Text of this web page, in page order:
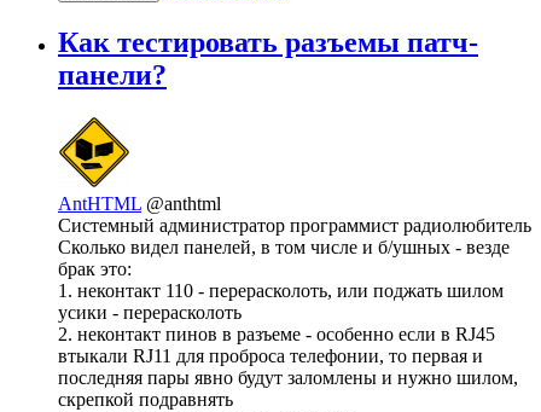
Как тестировать разъемы патч-
панели?
AntHTML @anthtml
Системный администратор программист радиолюбитель
Сколько видел панелей, в том числе и б/ушных - везде
брак это:
1. неконтакт 110 - перерасколоть, или поджать шилом
усики - перерасколоть
2. неконтакт пинов в разъеме - особенно если в RJ45
втыкали RJ11 для проброса телефонии, то первая и
последняя пары явно будут заломлены и нужно шилом,
скрепкой подравнять